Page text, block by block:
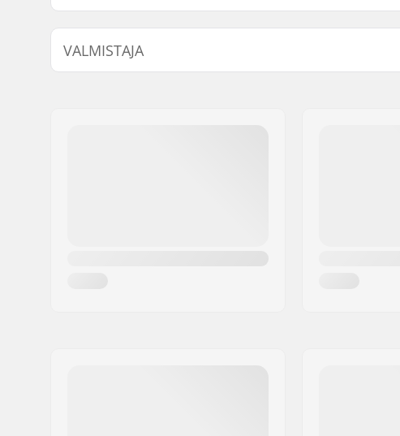
Renkaan halkaisija:
50mm, 52mm,
Laakerit:
Renkaan kovuus:
99A
VALMISTAJA